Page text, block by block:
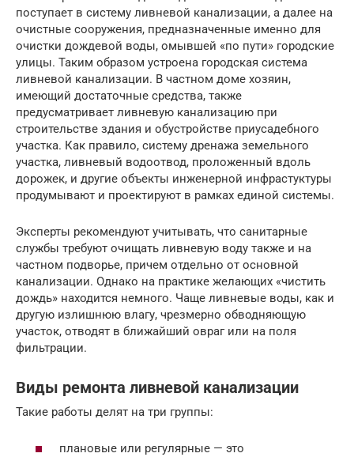
поступает в систему ливневой канализации, а далее на
очистные сооружения, предназначенные именно для
очистки дождевой воды, омывшей «по пути» городские
улицы. Таким образом устроена городская система
ливневой канализации. В частном доме хозяин,
имеющий достаточные средства, также
предусматривает ливневую канализацию при
строительстве здания и обустройстве приусадебного
участка. Как правило, систему дренажа земельного
участка, ливневый водоотвод, проложенный вдоль
дорожек, и другие объекты инженерной инфрастуктуры
продумывают и проектируют в рамках единой системы.
Эксперты рекомендуют учитывать, что санитарные
службы требуют очищать ливневую воду также и на
частном подворье, причем отдельно от основной
канализации. Однако на практике желающих «чистить
дождь» находится немного. Чаще ливневые воды, как и
другую излишнюю влагу, чрезмерно обводняющую
участок, отводят в ближайший овраг или на поля
фильтрации.
Виды ремонта ливневой канализации
Такие работы делят на три группы:
плановые или регулярные — это